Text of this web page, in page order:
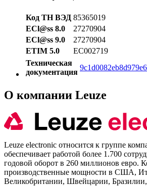
Код ТН ВЭД 85365019
ECl@ss 8.0
27270904
ECl@ss 9.0
27270904
ETIM 5.0
EC002719
Техническая
документация
О компании Leuze
Leuze electronic относится к группе
обеспечивает работой более 1.700
годовой оборот в 260 миллионов евро.
производственные мощности в США,
Великобритании, Швейцарии,